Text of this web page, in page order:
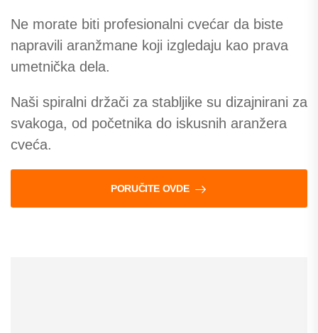
Ne morate biti profesionalni cvećar da biste
napravili aranžmane koji izgledaju kao prava
umetnička dela.
Naši spiralni držači za stabljike su dizajnirani za
svakoga, od početnika do iskusnih aranžera
cveća.
PORUČITE OVDE